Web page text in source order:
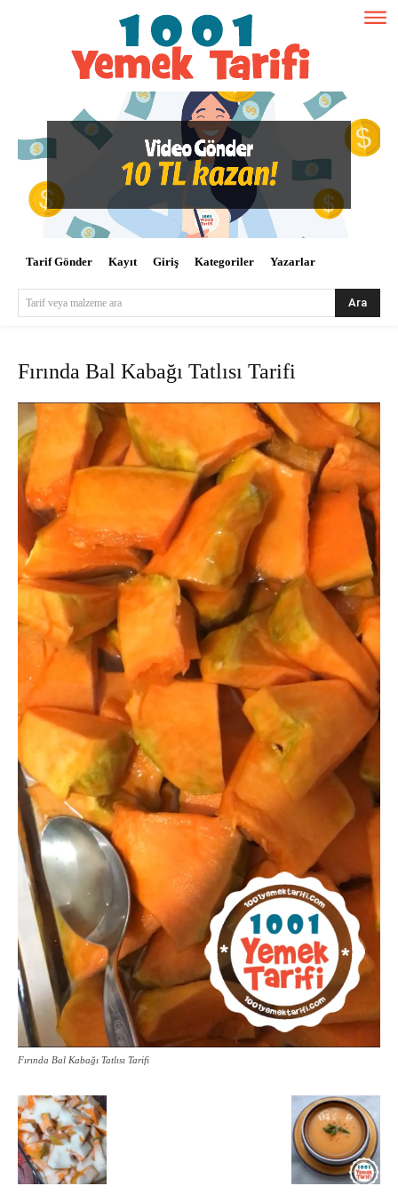
Tarif Gönder Kayıt Giriş Kategoriler Yazarlar
Tarif veya malzeme ara Ara
Fırında Bal Kabağı Tatlısı Tarifi
Fırında Bal Kabağı Tatlısı Tarifi